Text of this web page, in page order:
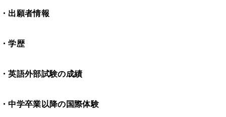
・出願者情報
・学歴
・英語外部試験の成績
・中学卒業以降の国際体験